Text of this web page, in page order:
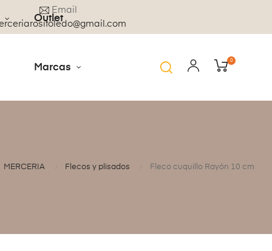
Email
Outlet
Marcas
0
MERCERIA Flecos y plisados Fleco cuquillo Rayón 10 cm